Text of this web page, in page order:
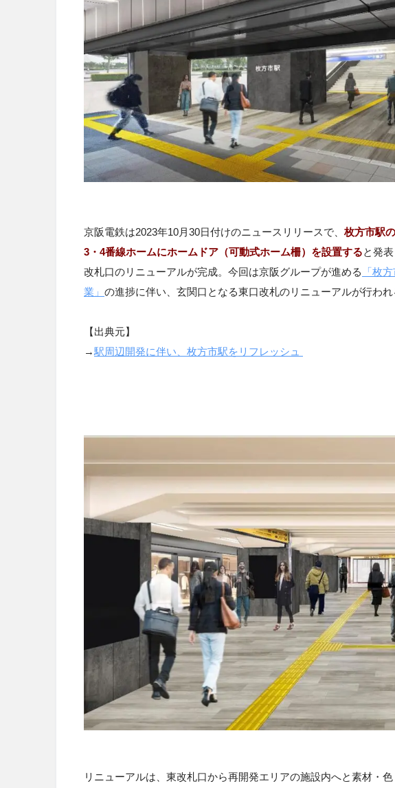
京阪電鉄は2023年10月30日付けのニュースリリースで、 枚方市駅
3・4番線ホームにホームドア（可動式ホーム柵）を設置すると発
改札口のリニューアルが完成。今回は京阪グループが進める
「枚
業」 の進捗に伴い、玄関口となる東口改札のリニューアルが行われ
【出典元】
→駅周辺開発に伴い、枚方市駅をリフレッシュ
リニューアルは、東改札口から再開発エリアの施設内へと素材・